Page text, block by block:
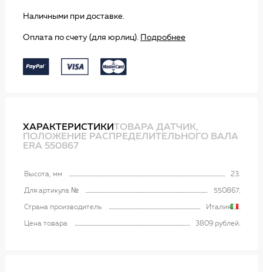
Наличными при доставке.
Оплата по счету (для юрлиц). Подробнее
ХАРАКТЕРИСТИКИТОВАРА ДАТЧИК,
ПОЛОЖЕНИЕ РАСПРЕДЕЛИТЕЛЬНОГО ВАЛА
ERA 550867
Высота, мм 23
Для артикула № 550867
Страна производитель Италия
Цена товара 3809 рублей